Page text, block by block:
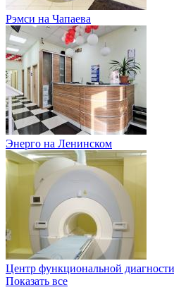
Рэмси на Чапаева
Энерго на Ленинском
Центр функциональной
Показать все